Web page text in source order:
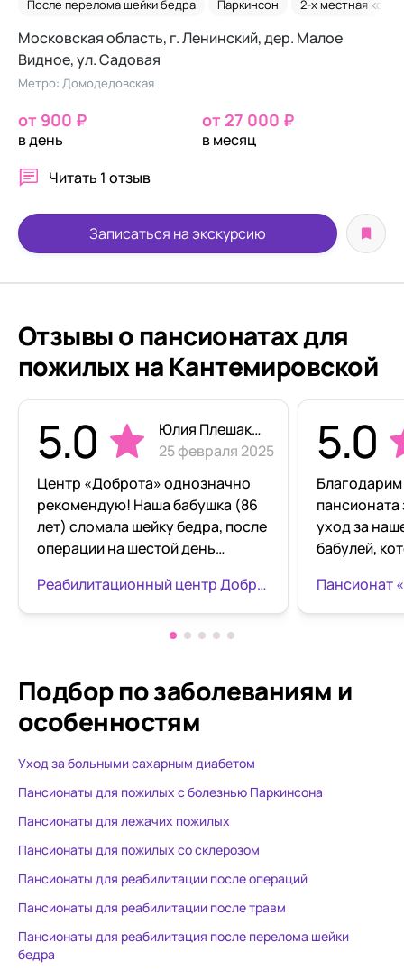
После перелома шейки бедра Паркинсон 2-х местная
Московская область, г. Ленинский, дер. Малое
Видное, ул. Садовая
Метро: Домодедовская
от 900 ₽
в день
от 27 000 ₽
в месяц
Читать 1 отзыв
Записаться на экскурсию
Отзывы о пансионатах для
пожилых на Кантемировской
5.0
Юлия Плешакова
25 февраля 2025
Центр «Доброта» однозначно
рекомендую! Наша бабушка (86
лет) сломала шейку бедра, после
операции на шестой день
Нагатинском бульваре.
Замечательный , отзывчивый
персонал. Все профессионалы
относятся с терпением,
пониманием и добротой.
Бабушка осталась довольна
отношением. За 21 день лечения
научили ходить на ходунках
здоровье после такой серьёзной
операции. Питание пятиразовое ,
как и обещано, всё по
день с пациентами проводят
занятия. Палаты чистые и
светлые. Есть телевизор в
Реабилитационный центр Доброта Нагатино
5.0
пансионата
уход за
бабулей,
довольна,
двигается,
здоровья,
подробно
Пансионат
Подбор по заболеваниям и
особенностям
Уход за больными сахарным диабетом
Пансионаты для пожилых с болезнью Паркинсона
Пансионаты для лежачих пожилых
Пансионаты для пожилых со склерозом
Пансионаты для реабилитации после операций
Пансионаты для реабилитации после травм
Пансионаты для реабилитация после перелома шейки
бедра